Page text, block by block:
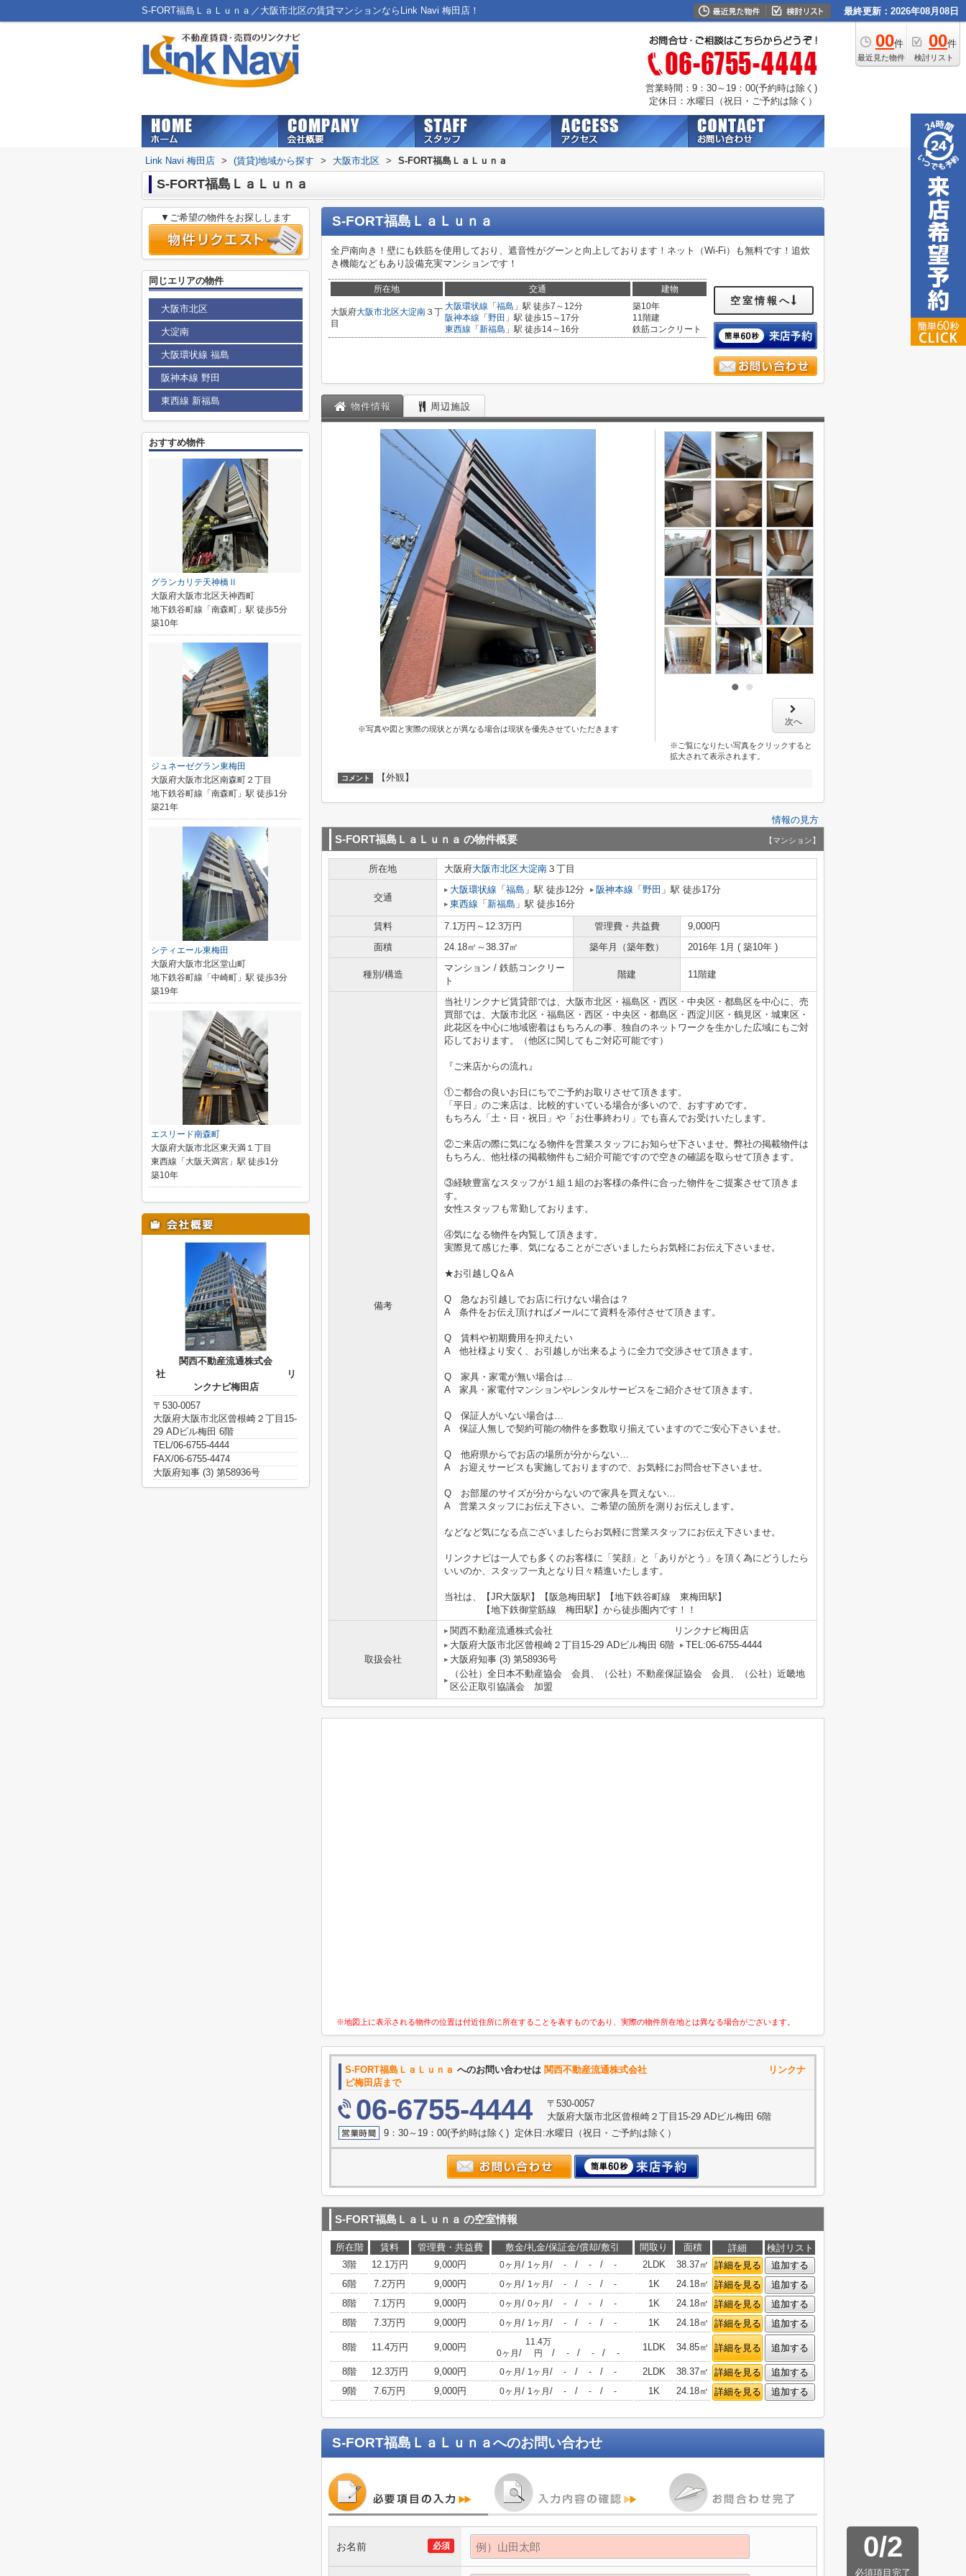
S-FORT福島ＬａＬｕｎａ／大阪市北区の賃貸マンションならLink Navi 梅田店！ 最終更新：2026年08月08日
00件
最近見た物件
00件
検討リスト
営業時間：9：30～19：00(予約時は除く)
定休日：水曜日（祝日・ご予約は除く）
Link Navi 梅田店 > (賃貸)地域から探す > 大阪市北区 > S-FORT福島ＬａＬｕｎａ
S-FORT福島ＬａＬｕｎａ
S-FORT福島ＬａＬｕｎａ
全戸南向き！壁にも鉄筋を使用しており、遮音性がグーンと向上しております！ネット（Wi‐Fi）も無料です！追炊
き機能などもあり設備充実マンションです！
所在地 交通 建物
大阪府大阪市北区大淀南 ３丁
目
大阪環状線 「 福島 」駅 徒歩7～12分
阪神本線 「 野田 」駅 徒歩15～17分
東西線 「 新福島 」駅 徒歩14～16分
築10年
11階建
鉄筋コンクリート
空室情報へ
物件情報 周辺施設
※写真や図と実際の現状とが異なる場合は現状を優先させていただきます
次へ
※ご覧になりたい写真をクリックすると
拡大されて表示されます。
コメント 【外観】
情報の見方
S-FORT福島ＬａＬｕｎａ の物件概要 【マンション】
所在地 大阪府大阪市北区大淀南 ３丁目
交通
大阪環状線 「 福島 」駅 徒歩12分 阪神本線 「 野田 」駅 徒歩17分
東西線 「 新福島 」駅 徒歩16分
賃料 7.1万円～12.3万円 管理費・共益費
9,000円
面積
24.18㎡～38.37㎡ 築年月（築年数） 2016年 1月 ( 築10年 )
種別/構造
マンション / 鉄筋コンクリー
ト
階建 11階建
備考
当社リンクナビ賃貸部では、大阪市北区・福島区・西区・中央区・都島区を中心に、売
買部では、大阪市北区・福島区・西区・中央区・都島区・西淀川区・鶴見区・城東区・
此花区を中心に地域密着はもちろんの事、独自のネットワークを生かした広域にもご対
応しております。（他区に関してもご対応可能です）
『ご来店からの流れ』
①ご都合の良いお日にちでご予約お取りさせて頂きます。
「平日」のご来店は、比較的すいている場合が多いので、おすすめです。
もちろん「土・日・祝日」や「お仕事終わり」でも喜んでお受けいたします。
②ご来店の際に気になる物件を営業スタッフにお知らせ下さいませ。弊社の掲載物件は
もちろん、他社様の掲載物件もご紹介可能ですので空きの確認を取らせて頂きます。
③経験豊富なスタッフが１組１組のお客様の条件に合った物件をご提案させて頂きま
す。
女性スタッフも常勤しております。
④気になる物件を内覧して頂きます。
実際見て感じた事、気になることがございましたらお気軽にお伝え下さいませ。
★お引越しQ＆A
Q 急なお引越しでお店に行けない場合は？
A 条件をお伝え頂ければメールにて資料を添付させて頂きます。
Q 賃料や初期費用を抑えたい
A 他社様より安く、お引越しが出来るように全力で交渉させて頂きます。
Q 家具・家電が無い場合は…
A 家具・家電付マンションやレンタルサービスをご紹介させて頂きます。
Q 保証人がいない場合は…
A 保証人無しで契約可能の物件を多数取り揃えていますのでご安心下さいませ。
Q 他府県からでお店の場所が分からない…
A お迎えサービスも実施しておりますので、お気軽にお問合せ下さいませ。
Q お部屋のサイズが分からないので家具を買えない…
A 営業スタッフにお伝え下さい。ご希望の箇所を測りお伝えします。
などなど気になる点ございましたらお気軽に営業スタッフにお伝え下さいませ。
リンクナビは一人でも多くのお客様に「笑顔」と「ありがとう」を頂く為にどうしたら
いいのか、スタッフ一丸となり日々精進いたします。
当社は、【JR大阪駅】【阪急梅田駅】【地下鉄谷町線 東梅田駅】
【地下鉄御堂筋線 梅田駅】から徒歩圏内です！！
取扱会社
関西不動産流通株式会社 リンクナビ梅田店
大阪府大阪市北区曾根崎２丁目15-29 ADビル梅田 6階
TEL:06-6755-4444
大阪府知事 (3) 第58936号
（公社）全日本不動産協会 会員、（公社）不動産保証協会 会員、（公社）近畿地
区公正取引協議会 加盟
※地図上に表示される物件の位置は付近住所に所在することを表すものであり、実際の物件所在地とは異なる場合がございます。
S-FORT福島ＬａＬｕｎａ へのお問い合わせは 関西不動産流通株式会社 リンクナ
ビ梅田店まで
06-6755-4444
〒530-0057
大阪府大阪市北区曾根崎２丁目15-29 ADビル梅田 6階
9：30～19：00(予約時は除く) 定休日:水曜日（祝日・ご予約は除く）
S-FORT福島ＬａＬｕｎａ の空室情報
所在階 賃料 管理費・共益費 敷金/礼金/保証金/償却/敷引 間取り 面積 詳細
検討リスト
3階
12.1万円 9,000円 0ヶ月 / 1ヶ月 / - / - / - 2LDK 38.37㎡ 詳細を見る
追加する
6階
7.2万円 9,000円 0ヶ月 / 1ヶ月 / - / - / - 1K 24.18㎡ 詳細を見る
追加する
8階
7.1万円 9,000円 0ヶ月 / 0ヶ月 / - / - / - 1K 24.18㎡ 詳細を見る
追加する
8階
7.3万円 9,000円 0ヶ月 / 1ヶ月 / - / - / - 1K 24.18㎡ 詳細を見る 追加する
8階 11.4万円 9,000円
0ヶ月 /
11.4万
円
/ - / - / -
1LDK 34.85㎡ 詳細を見る 追加する
8階 12.3万円 9,000円 0ヶ月 / 1ヶ月 / - / - / - 2LDK 38.37㎡ 詳細を見る
追加する
9階
7.6万円 9,000円 0ヶ月 / 1ヶ月 / - / - / - 1K 24.18㎡ 詳細を見る 追加する
S-FORT福島ＬａＬｕｎａへのお問い合わせ
0/2
必須項目完了
必須
お名前
▼ご希望の物件をお探しします
同じエリアの物件
大阪市北区
大淀南
大阪環状線 福島
阪神本線 野田
東西線 新福島
おすすめ物件
グランカリテ天神橋Ⅱ
大阪府大阪市北区天神西町
地下鉄谷町線「南森町」駅 徒歩5分
築10年
ジュネーゼグラン東梅田
大阪府大阪市北区南森町２丁目
地下鉄谷町線「南森町」駅 徒歩1分
築21年
シティエール東梅田
大阪府大阪市北区堂山町
地下鉄谷町線「中崎町」駅 徒歩3分
築19年
エスリード南森町
大阪府大阪市北区東天満１丁目
東西線「大阪天満宮」駅 徒歩1分
築10年
関西不動産流通株式会
社 リ
ンクナビ梅田店
〒530-0057
大阪府大阪市北区曾根崎２丁目15-
29 ADビル梅田 6階
TEL/06-6755-4444
FAX/06-6755-4474
大阪府知事 (3) 第58936号